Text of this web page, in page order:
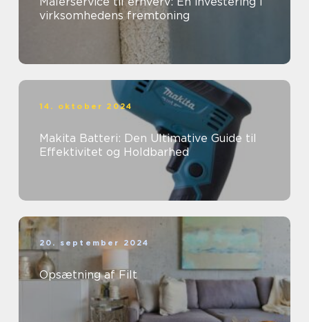
virksomhedens fremtoning
14. oktober 2024
Makita Batteri: Den Ultimative Guide til
Effektivitet og Holdbarhed
20. september 2024
Opsætning af Filt